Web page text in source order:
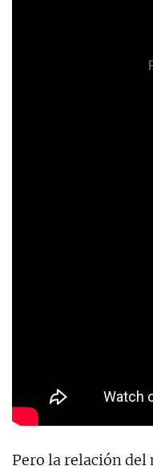
Pero la relación